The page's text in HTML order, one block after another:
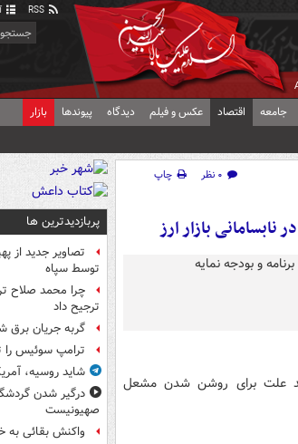
جامعه اقتصاد عکس و فیلم دیدگاه پیوندها بازار
۰ نظر
چاپ
بازار ارز
علت برای روشن شدن مشعل
پربازدیدترین ها
تصاویر جدید از
توسط سپاه
چرا محمد صلاح
ترجیح داد
گربه جریان برق
ترامپ سوئیس را
شاید روسیه،
درگیر شدن
صهیونیست
واکنش بقائی به